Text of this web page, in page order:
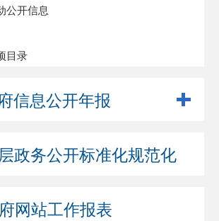
公开信息
目录
信息公开年报
政务公开标准化规范化
网站工作报表